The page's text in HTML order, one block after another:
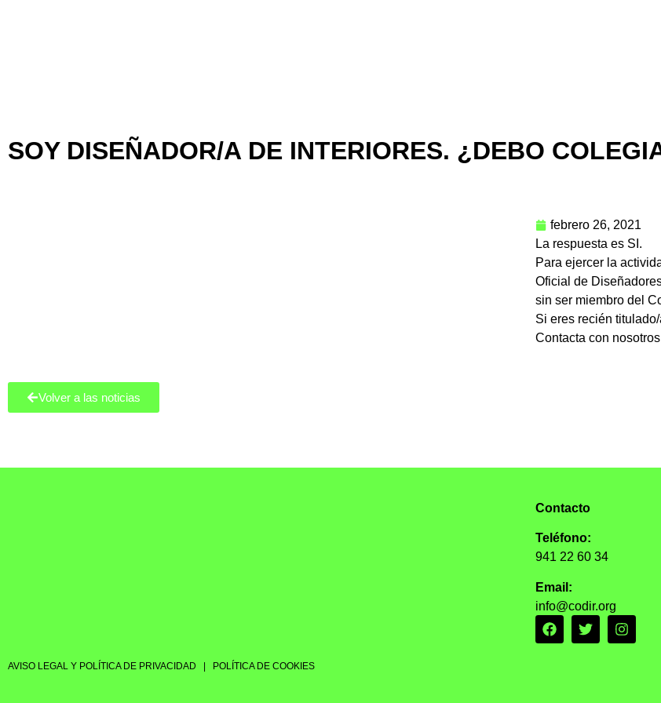
SOY DISEÑADOR/A DE INTERIORES. ¿DEBO
febrero 26, 2021
La respuesta es SI.
Para ejercer la
Oficial de
sin ser miembro del
Si eres recién
Contacta con
Volver a las noticias
Contacto
Teléfono:
941 22 60 34
Email:
info@codir.org
AVISO LEGAL Y POLÍTICA DE PRIVACIDAD POLÍTICA DE COOKIES